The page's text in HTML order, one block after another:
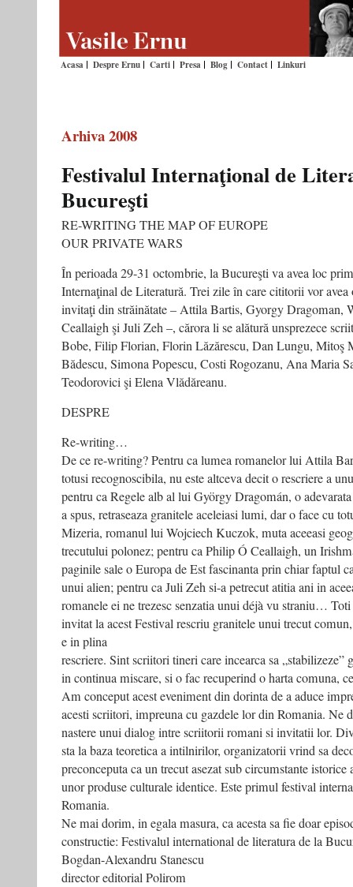
Acasa Despre Ernu Carti Presa Blog Contact Linkuri
Arhiva 2008
Festivalul Internaţional de
Bucureşti
RE-WRITING THE MAP OF EUROPE
OUR PRIVATE WARS
În perioada 29-31 octombrie, la Bucureşti va avea loc
Internaţinal de Literatură. Trei zile în care cititorii vor avea
invitaţi din străinătate – Attila Bartis, Gyorgy Dragoman,
Ceallaigh şi Juli Zeh –, cărora li se alătură unsprezece
Bobe, Filip Florian, Florin Lăzărescu, Dan Lungu, Mitoş
Bădescu, Simona Popescu, Costi Rogozanu, Ana Maria
Teodorovici şi Elena Vlădăreanu.
DESPRE
Re-writing…
De ce re-writing? Pentru ca lumea romanelor lui Attila
totusi recognoscibila, nu este altceva decit o rescriere a
pentru ca Regele alb al lui György Dragomán, o
a spus, retraseaza granitele aceleiasi lumi, dar o face cu
Mizeria, romanul lui Wojciech Kuczok, muta aceeasi
trecutului polonez; pentru ca Philip Ó Ceallaigh, un
paginile sale o Europa de Est fascinanta prin chiar faptul
unui alien; pentru ca Juli Zeh si-a petrecut atitia ani in
romanele ei ne trezesc senzatia unui déjà vu straniu…
invitat la acest Festival rescriu granitele unui trecut
e in plina
rescriere. Sint scriitori tineri care incearca sa „stabilizeze”
in continua miscare, si o fac recuperind o harta comuna,
Am conceput acest eveniment din dorinta de a aduce
acesti scriitori, impreuna cu gazdele lor din Romania. Ne
nastere unui dialog intre scriitorii romani si invitatii lor.
sta la baza teoretica a intilnirilor, organizatorii vrind sa
preconceputa ca un trecut asezat sub circumstante istorice
unor produse culturale identice. Este primul festival
Romania.
Ne mai dorim, in egala masura, ca acesta sa fie doar
constructie: Festivalul international de literatura de la
Bogdan-Alexandru Stanescu
director editorial Polirom